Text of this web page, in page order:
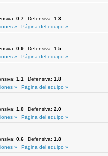
0.7 Defensiva: 1.3
»
Página del equipo »
0.9 Defensiva: 1.5
»
Página del equipo »
1.1 Defensiva: 1.8
»
Página del equipo »
1.0 Defensiva: 2.0
»
Página del equipo »
0.6 Defensiva: 1.8
»
Página del equipo »